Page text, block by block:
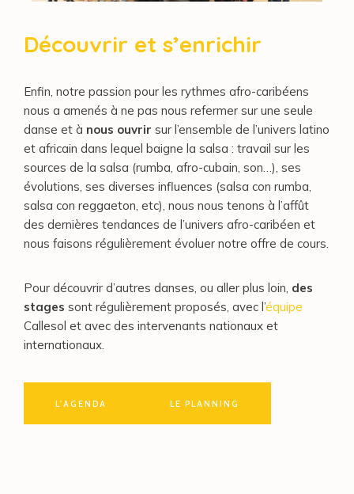
Découvrir et s’enrichir
Enfin, notre passion pour les rythmes afro-caribéens
nous a amenés à ne pas nous refermer sur une seule
danse et à nous ouvrir sur l’ensemble de l’univers latino
et africain dans lequel baigne la salsa : travail sur les
sources de la salsa (rumba, afro-cubain, son…), ses
évolutions, ses diverses influences (salsa con rumba,
salsa con reggaeton, etc), nous nous tenons à l’affût
des dernières tendances de l’univers afro-caribéen et
nous faisons régulièrement évoluer notre offre de cours.
Pour découvrir d’autres danses, ou aller plus loin, des
stages sont régulièrement proposés, avec l’équipe
Callesol et avec des intervenants nationaux et
internationaux.
L'AGENDA LE PLANNING